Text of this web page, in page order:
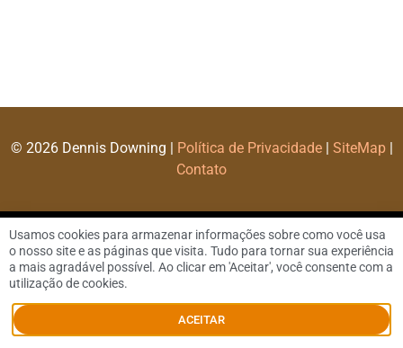
© 2026 Dennis Downing | Política de Privacidade| SiteMap|
Contato
Usamos cookies para armazenar informações sobre como você usa
o nosso site e as páginas que visita. Tudo para tornar sua experiência
a mais agradável possível. Ao clicar em 'Aceitar', você consente com a
utilização de cookies.
ACEITAR